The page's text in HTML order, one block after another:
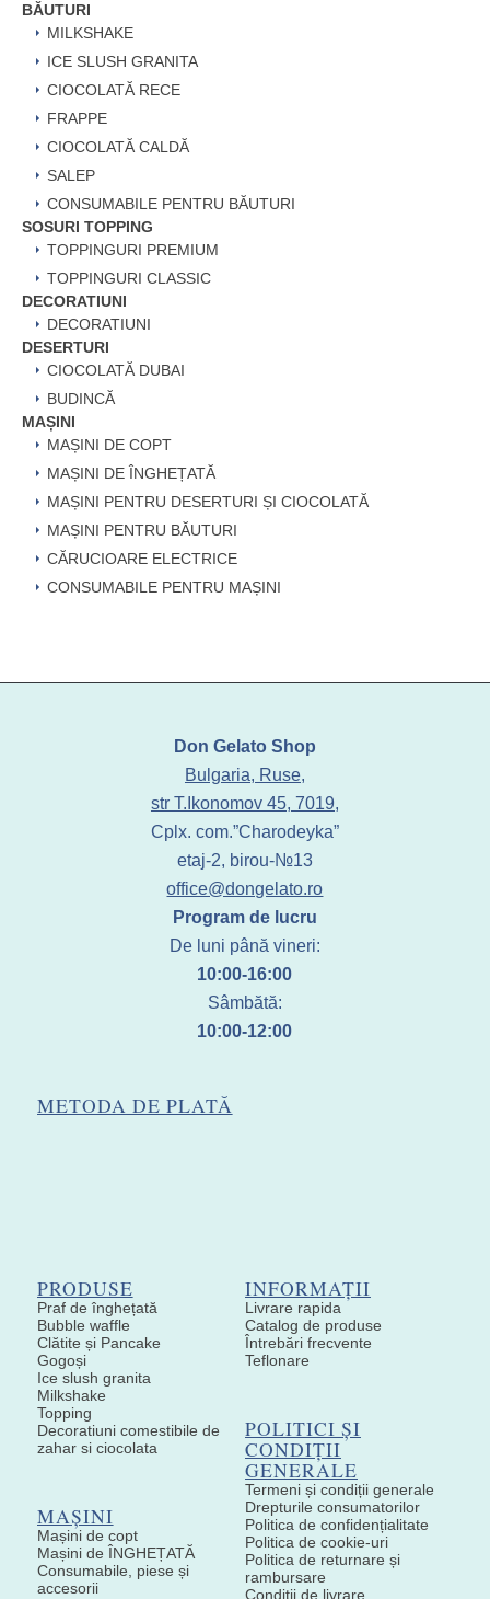
BĂUTURI
MILKSHAKE
ICE SLUSH GRANITA
CIOCOLATĂ RECE
FRAPPE
CIOCOLATĂ CALDĂ
SALEP
CONSUMABILE PENTRU BĂUTURI
SOSURI TOPPING
TOPPINGURI PREMIUM
TOPPINGURI CLASSIC
DECORATIUNI
DECORATIUNI
DESERTURI
CIOCOLATĂ DUBAI
BUDINCĂ
MAȘINI
MAȘINI DE COPT
MAȘINI DE ÎNGHEȚATĂ
MAȘINI PENTRU DESERTURI ȘI CIOCOLATĂ
MAȘINI PENTRU BĂUTURI
CĂRUCIOARE ELECTRICE
CONSUMABILE PENTRU MAȘINI
Don Gelato Shop
Bulgaria, Ruse,
str T.Ikonomov 45, 7019,
Cplx. com.”Charodeyka”
etaj-2, birou-№13
office@dongelato.ro
Program de lucru
De luni până vineri:
10:00-16:00
Sâmbătă:
10:00-12:00
METODA DE PLATĂ
PRODUSE
Praf de înghețată
Bubble waffle
Clătite și Pancake
Gogoși
Ice slush granita
Milkshake
Topping
Decoratiuni comestibile de
zahar si ciocolata
MAȘINI
Mașini de copt
Mașini de ÎNGHEȚATĂ
Consumabile, piese și
accesorii
INFORMAȚII
Livrare rapida
Catalog de produse
Întrebări frecvente
Teflonare
POLITICI ȘI
CONDIȚII
GENERALE
Termeni și condiții generale
Drepturile consumatorilor
Politica de confidențialitate
Politica de cookie-uri
Politica de returnare și
rambursare
Condiții de livrare